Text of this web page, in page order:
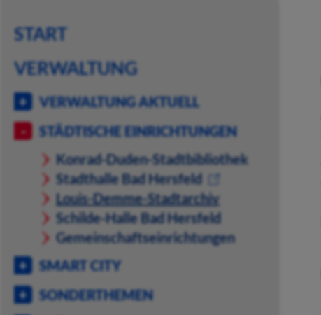
START
VERWALTUNG
VERWALTUNG AKTUELL
STÄDTISCHE EINRICHTUNGEN
Konrad-Duden-Stadtbibliothek
Stadthalle Bad Hersfeld
Louis-Demme-Stadtarchiv
Schilde-Halle Bad Hersfeld
Gemeinschaftseinrichtungen
SMART CITY
SONDERTHEMEN